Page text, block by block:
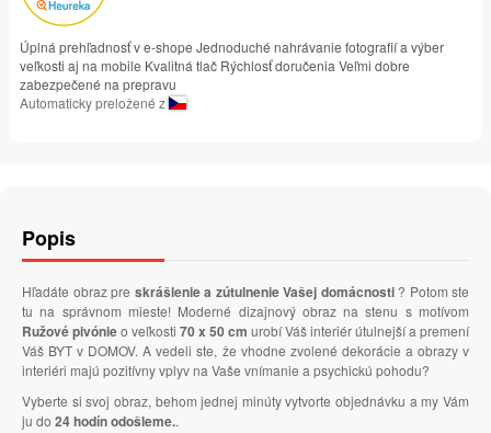
Úplná prehľadnosť v e-shope Jednoduché nahrávanie fotografií a výber
veľkosti aj na mobile Kvalitná tlač Rýchlosť doručenia Veľmi dobre
zabezpečené na prepravu
Automaticky preložené z
Popis
Hľadáte obraz pre skrášlenie a zútulnenie Vašej domácnosti ? Potom ste
tu na správnom mieste! Moderné dizajnový obraz na stenu s motívom
Ružové pivónieo veľkosti 70 x 50 cm urobí Váš interiér útulnejší a premení
Váš BYT v DOMOV. A vedeli ste, že vhodne zvolené dekorácie a obrazy v
interiéri majú pozitívny vplyv na Vaše vnímanie a psychickú pohodu?
Vyberte si svoj obraz, behom jednej minúty vytvorte objednávku a my Vám
ju do 24 hodín odošleme..